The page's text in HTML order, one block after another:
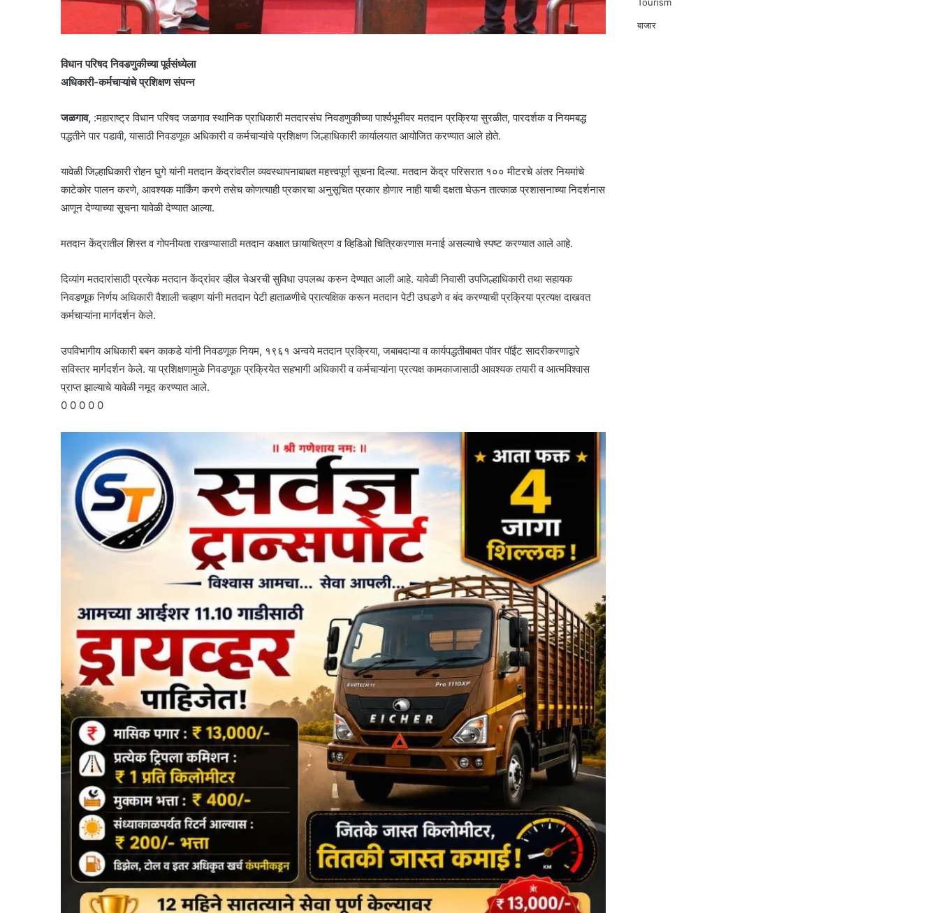
विधान परिषद निवडणुकीच्या पूर्वसंध्येला
अधिकारी-कर्मचाऱ्यांचे प्रशिक्षण संपन्न
जळगाव, :महाराष्ट्र विधान परिषद जळगाव स्थानिक प्राधिकारी मतदारसंघ निवडणुकीच्या पार्श्वभूमीवर मतदान प्रक्रिया सुरळीत, पारदर्शक व नियमबद्ध
पद्धतीने पार पडावी, यासाठी निवडणूक अधिकारी व कर्मचाऱ्यांचे प्रशिक्षण जिल्हाधिकारी कार्यालयात आयोजित करण्यात आले होते.
यावेळी जिल्हाधिकारी रोहन घुगे यांनी मतदान केंद्रांवरील व्यवस्थापनाबाबत महत्त्वपूर्ण सूचना दिल्या. मतदान केंद्र परिसरात १०० मीटरचे अंतर नियमांचे
काटेकोर पालन करणे, आवश्यक मार्किंग करणे तसेच कोणत्याही प्रकारचा अनुसूचित प्रकार होणार नाही याची दक्षता घेऊन तात्काळ प्रशासनाच्या निदर्शनास
आणून देण्याच्या सूचना यावेळी देण्यात आल्या.
मतदान केंद्रातील शिस्त व गोपनीयता राखण्यासाठी मतदान कक्षात छायाचित्रण व व्हिडिओ चित्रिकरणास मनाई असल्याचे स्पष्ट करण्यात आले आहे.
दिव्यांग मतदारांसाठी प्रत्येक मतदान केंद्रांवर व्हील चेअरची सुविधा उपलब्ध करुन देण्यात आली आहे. यावेळी निवासी उपजिल्हाधिकारी तथा सहायक
निवडणूक निर्णय अधिकारी वैशाली चव्हाण यांनी मतदान पेटी हाताळणीचे प्रात्यक्षिक करून मतदान पेटी उघडणे व बंद करण्याची प्रक्रिया प्रत्यक्ष दाखवत
कर्मचाऱ्यांना मार्गदर्शन केले.
उपविभागीय अधिकारी बबन काकडे यांनी निवडणूक नियम, १९६१ अन्वये मतदान प्रक्रिया, जबाबदाऱ्या व कार्यपद्धतीबाबत पॉवर पॉईंट सादरीकरणाद्वारे
सविस्तर मार्गदर्शन केले. या प्रशिक्षणामुळे निवडणूक प्रक्रियेत सहभागी अधिकारी व कर्मचाऱ्यांना प्रत्यक्ष कामकाजासाठी आवश्यक तयारी व आत्मविश्वास
प्राप्त झाल्याचे यावेळी नमूद करण्यात आले.
0 0 0 0 0
बाजार